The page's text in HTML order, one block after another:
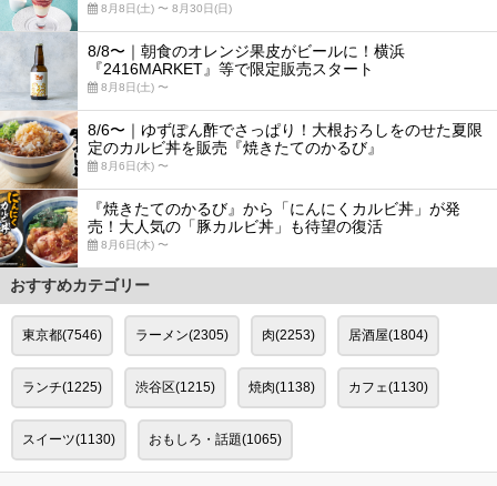
8月8日(土) 〜 8月30日(日)
8/8〜｜朝食のオレンジ果皮がビールに！横浜
『2416MARKET』等で限定販売スタート
8月8日(土) 〜
8/6〜｜ゆずぽん酢でさっぱり！大根おろしをのせた夏限
定のカルビ丼を販売『焼きたてのかるび』
8月6日(木) 〜
『焼きたてのかるび』から「にんにくカルビ丼」が発
売！大人気の「豚カルビ丼」も待望の復活
8月6日(木) 〜
おすすめカテゴリー
東京都(7546) ラーメン(2305) 肉(2253) 居酒屋(1804)
ランチ(1225) 渋谷区(1215) 焼肉(1138) カフェ(1130)
スイーツ(1130) おもしろ・話題(1065)